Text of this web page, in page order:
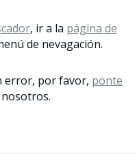
, ir a la página de
de nevagación.
error, por favor, ponte